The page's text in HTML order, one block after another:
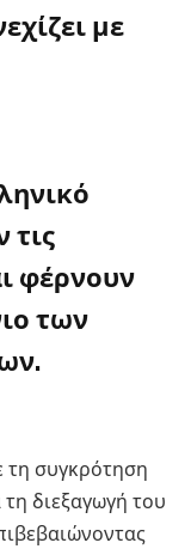
με
τις
φέρνουν
των
τη συγκρότηση
διεξαγωγή του